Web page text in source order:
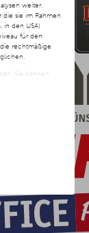
weiter.
sie im Rahmen
in den USA)
für den
rechtmäßige
Sie können